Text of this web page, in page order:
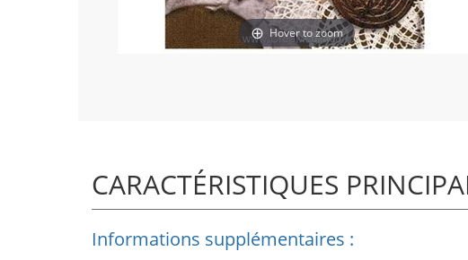
Hover to zoom
CARACTÉRISTIQUES
Informations supplémentaires :